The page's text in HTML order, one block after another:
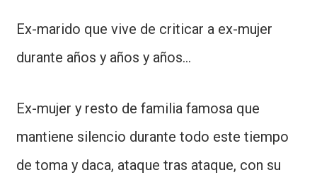
Ex-marido que vive de criticar a ex-mujer
durante años y años y años...
Ex-mujer y resto de familia famosa que
mantiene silencio durante todo este tiempo
de toma y daca, ataque tras ataque, con su